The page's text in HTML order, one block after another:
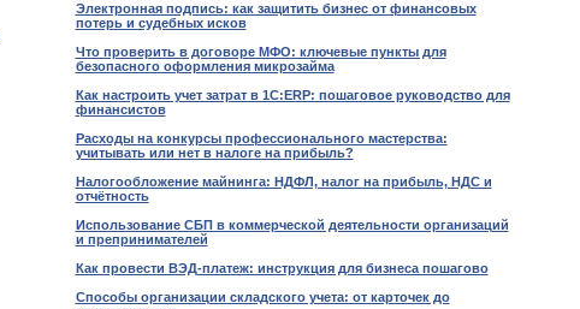
Электронная подпись: как защитить бизнес от финансовых
потерь и судебных исков
Что проверить в договоре МФО: ключевые пункты для
безопасного оформления микрозайма
Как настроить учет затрат в 1С:ERP: пошаговое руководство для
финансистов
Расходы на конкурсы профессионального мастерства:
учитывать или нет в налоге на прибыль?
Налогообложение майнинга: НДФЛ, налог на прибыль, НДС и
отчётность
Использование СБП в коммерческой деятельности организаций
и препринимателей
Как провести ВЭД-платеж: инструкция для бизнеса пошагово
Способы организации складского учета: от карточек до